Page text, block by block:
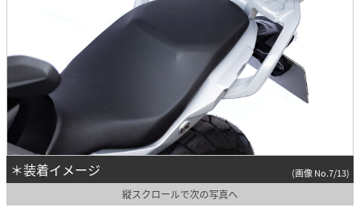
＊装着イメージ (画像 No.7/13)
縦スクロールで次の写真へ